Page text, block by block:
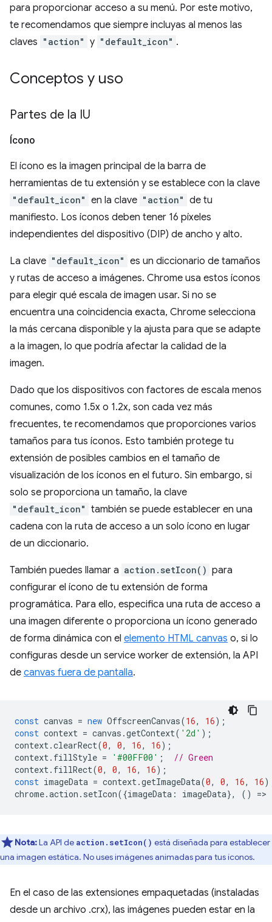
para proporcionar acceso a su menú. Por este motivo,
te recomendamos que siempre incluyas al menos las
claves "action" y "default_icon" .
Conceptos y uso
Partes de la IU
Ícono
El ícono es la imagen principal de la barra de
herramientas de tu extensión y se establece con la clave
"default_icon" en la clave "action" de tu
manifiesto. Los íconos deben tener 16 píxeles
independientes del dispositivo (DIP) de ancho y alto.
La clave "default_icon" es un diccionario de tamaños
y rutas de acceso a imágenes. Chrome usa estos íconos
para elegir qué escala de imagen usar. Si no se
encuentra una coincidencia exacta, Chrome selecciona
la más cercana disponible y la ajusta para que se adapte
a la imagen, lo que podría afectar la calidad de la
imagen.
Dado que los dispositivos con factores de escala menos
comunes, como 1.5x o 1.2x, son cada vez más
frecuentes, te recomendamos que proporciones varios
tamaños para tus íconos. Esto también protege tu
extensión de posibles cambios en el tamaño de
visualización de los íconos en el futuro. Sin embargo, si
solo se proporciona un tamaño, la clave
"default_icon" también se puede establecer en una
cadena con la ruta de acceso a un solo ícono en lugar
de un diccionario.
También puedes llamar a action.setIcon() para
configurar el ícono de tu extensión de forma
programática. Para ello, especifica una ruta de acceso a
una imagen diferente o proporciona un ícono generado
de forma dinámica con el elemento HTML canvas o, si lo
configuras desde un service worker de extensión, la API
de canvas fuera de pantalla.
const canvas = new OffscreenCanvas(16, 16);
const context = canvas .getContext( '2d' );
context.clearRect(0, 0, 16, 16);
context. fillStyle = '#00FF00' ;
// Green
context. fillRect(0, 0, 16, 16);
const imageData = context.getImageData(0, 0, 16, 16
chrome.action . setIcon({imageData : imageData}, () =>
Nota:La API de action.setIcon() está diseñada para establecer
una imagen estática. No uses imágenes animadas para tus íconos.
En el caso de las extensiones empaquetadas (instaladas
desde un archivo .crx), las imágenes pueden estar en la